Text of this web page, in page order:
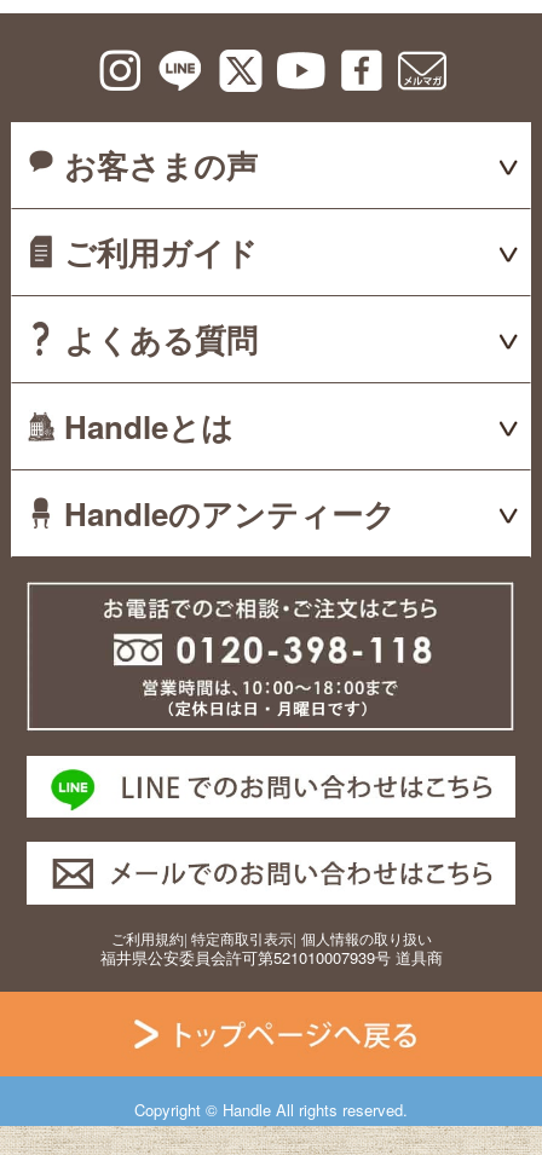
お客さまの声
ご利用ガイド
よくある質問
Handleとは
Handleのアンティーク
ご利用規約| 特定商取引表示| 個人情報の取り扱い
福井県公安委員会許可第521010007939号 道具商
Copyright © Handle All rights reserved.